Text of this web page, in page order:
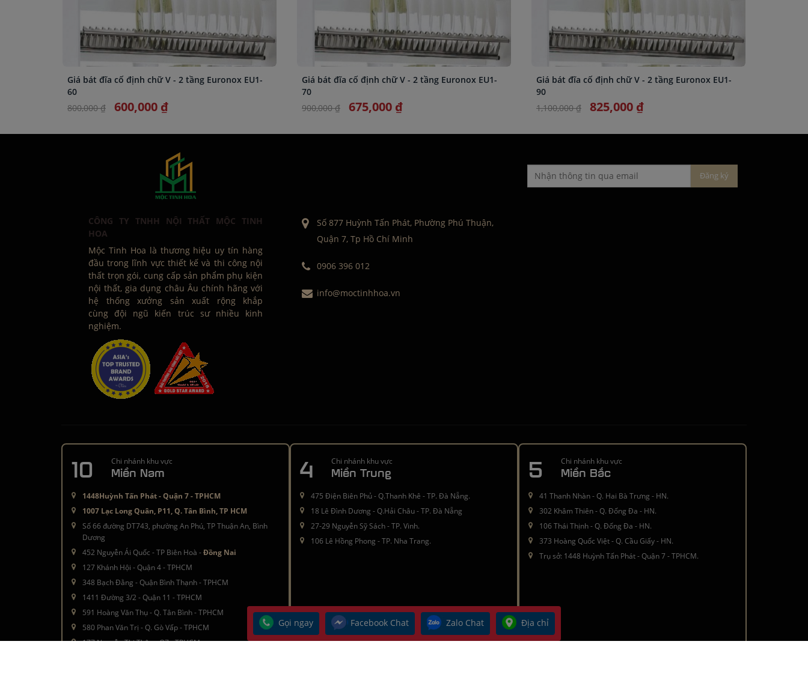
Giá bát đĩa cố định chữ V - 2 tầng Euronox EU1-
60
800,000 ₫
600,000 ₫
Giá bát đĩa cố định chữ V - 2 tầng Euronox EU1-
70
900,000 ₫
675,000 ₫
Giá bát đĩa cố định chữ V - 2 tầng Euronox EU1-
90
1,100,000 ₫
825,000 ₫
Gọi ngay Facebook Chat Zalo Chat Địa chỉ
CÔNG TY TNHH NỘI THẤT MỘC TINH
HOA
Mộc Tinh Hoa là thương hiệu uy tín hàng
đầu trong lĩnh vực thiết kế và thi công nội
thất trọn gói, cung cấp sản phẩm phụ kiện
nội thất, gia dụng châu Âu chính hãng với
hệ thống xưởng sản xuất rộng khắp
cùng đội ngũ kiến trúc sư nhiều kinh
nghiệm.
Số 877 Huỳnh Tấn Phát, Phường Phú Thuận,
Quận 7, Tp Hồ Chí Minh
0906 396 012
info@moctinhhoa.vn
10 Chi nhánh khu vực
Miền Nam
1448Huỳnh Tấn Phát - Quận 7 - TPHCM
1007 Lạc Long Quân, P11, Q. Tân Bình, TP HCM
Số 66 đường DT743, phường An Phú, TP Thuận An, Bình
Dương
452 Nguyễn Ái Quốc - TP Biên Hoà -Đồng Nai
127 Khánh Hội - Quận 4 - TPHCM
348 Bạch Đằng - Quận Bình Thạnh - TPHCM
1411 Đường 3/2 - Quận 11 - TPHCM
591 Hoàng Văn Thụ - Q. Tân Bình - TPHCM
580 Phan Văn Trị - Q. Gò Vấp - TPHCM
177 Nguyễn Thị Thập - Q7 - TPHCM
4 Chi nhánh khu vực
Miền Trung
475 Điện Biên Phủ - Q.Thanh Khê - TP. Đà Nẵng.
18 Lê Đình Dương - Q.Hải Châu - TP. Đà Nẵng
27-29 Nguyễn Sỹ Sách - TP. Vinh.
106 Lê Hồng Phong - TP. Nha Trang.
5 Chi nhánh khu vực
Miền Bắc
41 Thanh Nhàn - Q. Hai Bà Trưng - HN.
302 Khâm Thiên - Q. Đống Đa - HN.
106 Thái Thịnh - Q. Đống Đa - HN.
373 Hoàng Quốc Việt - Q. Cầu Giấy - HN.
Trụ sở: 1448 Huỳnh Tấn Phát - Quận 7 - TPHCM.